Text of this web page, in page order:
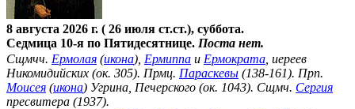
8 августа 2026 г. ( 26 июля ст.ст.), суббота.
Седмица 10-я по Пятидесятнице. Поста нет.
Сщмчч. Ермолая (икона), Ермиппа и Ермократа , иереев
Никомидийских (ок. 305). Прмц. Параскевы (138-161). Прп.
Моисея (икона) Угрина, Печерского (ок. 1043). Сщмч. Сергия
пресвитера (1937).